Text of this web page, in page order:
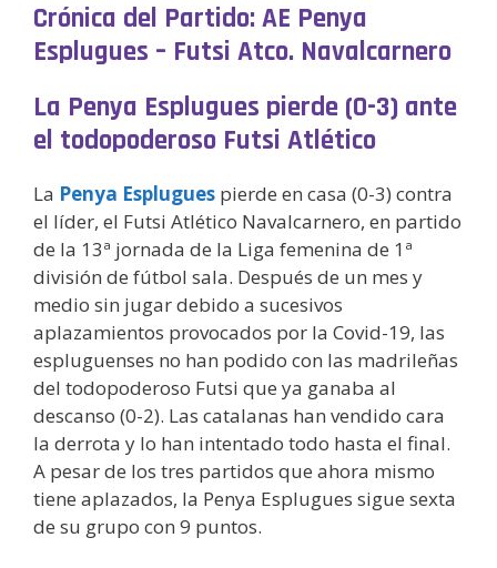
Crónica del Partido: AE Penya
Esplugues – Futsi Atco. Navalcarnero
La Penya Esplugues pierde (0-3) ante
el todopoderoso Futsi Atlético
La Penya Esplugues pierde en casa (0-3) contra
el líder, el Futsi Atlético Navalcarnero, en partido
de la 13ª jornada de la Liga femenina de 1ª
división de fútbol sala. Después de un mes y
medio sin jugar debido a sucesivos
aplazamientos provocados por la Covid-19, las
espluguenses no han podido con las madrileñas
del todopoderoso Futsi que ya ganaba al
descanso (0-2). Las catalanas han vendido cara
la derrota y lo han intentado todo hasta el final.
A pesar de los tres partidos que ahora mismo
tiene aplazados, la Penya Esplugues sigue sexta
de su grupo con 9 puntos.